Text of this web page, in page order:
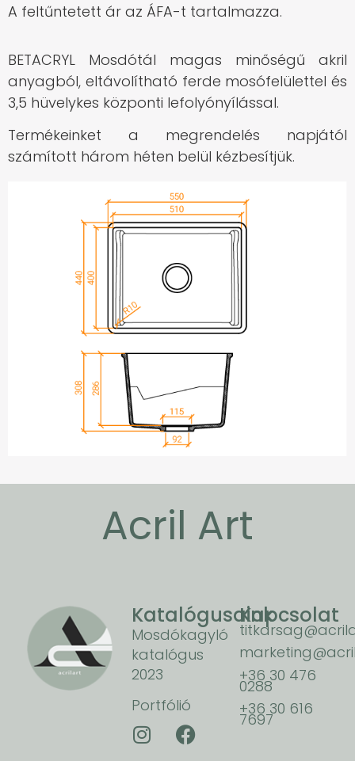
A feltűntetett ár az ÁFA-t tartalmazza.
BETACRYL Mosdótál magas minőségű akril
anyagból, eltávolítható ferde mosófelülettel és
3,5 hüvelykes központi lefolyónyílással.
Termékeinket a megrendelés napjától
számított három héten belül kézbesítjük.
Acril Art
Katalógusaink
Mosdókagyló
katalógus
2023
Portfólió
Kapcsolat
+36 30 476
0288
+36 30 616
7697